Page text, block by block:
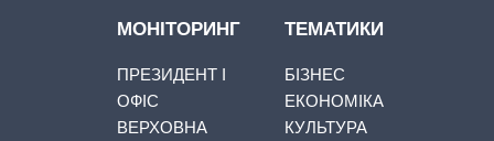
МОНІТОРИНГ
ПРЕЗИДЕНТ І
ОФІС
ВЕРХОВНА
ТЕМАТИКИ
БІЗНЕС
ЕКОНОМІКА
КУЛЬТУРА